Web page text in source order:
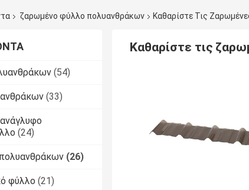
ζαρωμένο φύλλο πολυανθράκων Καθαρίστε Τις
(54)
(33)
(24)
(26)
φύλλο (21)
Καθαρίστε τις